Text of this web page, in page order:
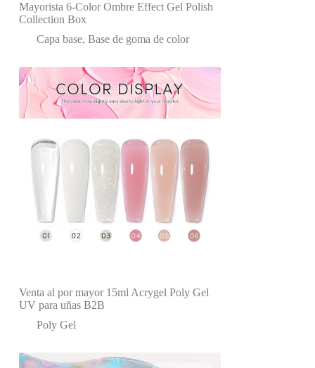
Mayorista 6-Color Ombre Effect Gel Polish
Collection Box
Capa base,Base de goma de color
Venta al por mayor 15ml Acrygel Poly Gel
UV para uñas B2B
Poly Gel